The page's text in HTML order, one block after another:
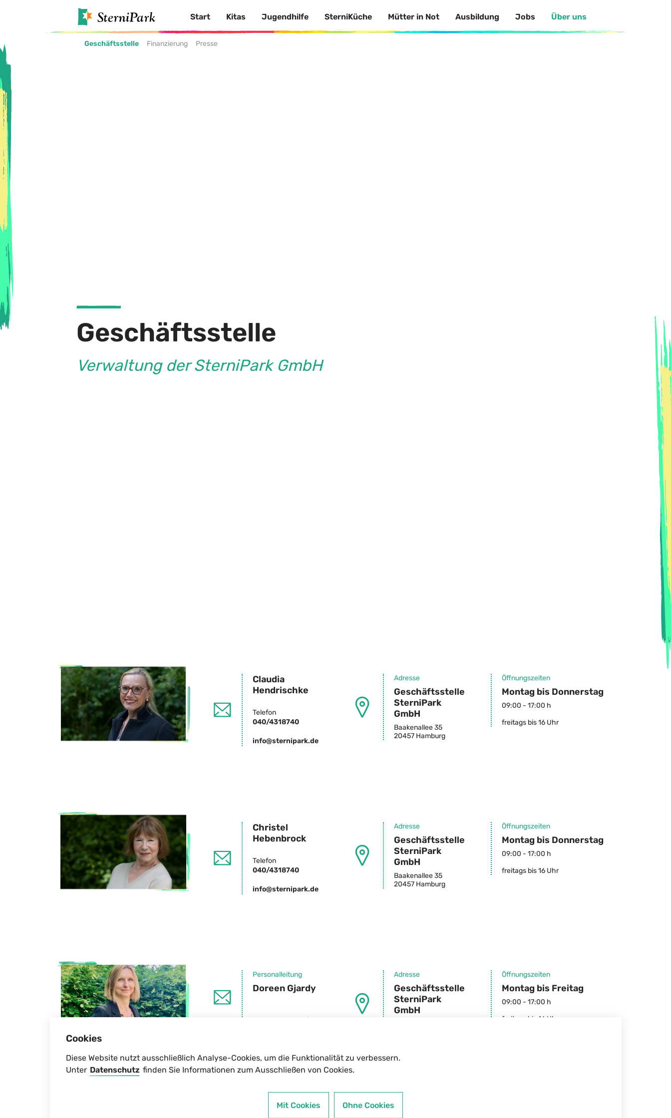
Start Kitas Jugendhilfe SterniKüche Mütter in Not Ausbildung Jobs Über uns
Geschäftsstelle Finanzierung Presse
Geschäftsstelle
Verwaltung der SterniPark GmbH
Claudia
Hendrischke
Telefon
040/4318740
info@sternipark.de
Adresse
Geschäftsstelle
SterniPark
GmbH
Baakenallee 35
20457 Hamburg
Öffnungszeiten
Montag bis Donnerstag
09:00 - 17:00 h
freitags bis 16 Uhr
Christel
Hebenbrock
Telefon
040/4318740
info@sternipark.de
Adresse
Geschäftsstelle
SterniPark
GmbH
Baakenallee 35
20457 Hamburg
Öffnungszeiten
Montag bis Donnerstag
09:00 - 17:00 h
freitags bis 16 Uhr
Personalleitung
Doreen Gjardy
personal@sternipark.de
Adresse
Geschäftsstelle
SterniPark
GmbH
Öffnungszeiten
Montag bis Freitag
09:00 - 17:00 h
freitags bis 16 Uhr
Cookies
Diese Website nutzt ausschließlich Analyse-Cookies, um die Funktionalität zu verbessern.
Unter Datenschutz finden Sie Informationen zum Ausschließen von Cookies.
Mit Cookies Ohne Cookies